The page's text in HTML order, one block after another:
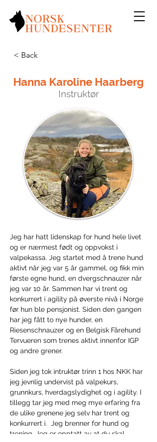
< Back
Hanna Karoline Haarberg
Instruktør
Jeg har hatt lidenskap for hund hele livet
og er nærmest født og oppvokst i
valpekassa. Jeg startet med å trene hund
aktivt når jeg var 5 år gammel, og fikk min
første egne hund, en dvergschnauzer når
jeg var 10 år. Sammen har vi trent og
konkurrert i agility på øverste nivå i Norge
før hun ble pensjonist. Siden den gangen
har jeg fått to nye hunder, en
Riesenschnauzer og en Belgisk Fårehund
Tervueren som trenes aktivt innenfor IGP
og andre grener.
Siden jeg tok intruktør trinn 1 hos NKK har
jeg jevnlig undervist på valpekurs,
grunnkurs, hverdagslydighet og i agility. I
tillegg tar jeg med meg mye erfaring fra
de ulike grenene jeg selv har trent og
konkurrert i.  Jeg brenner for hund og
trening. Jeg er opptatt av at du skal